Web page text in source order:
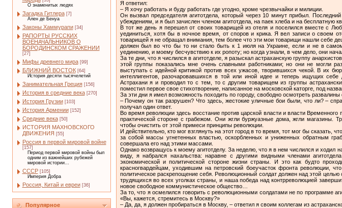
О знаменитых людях
Загадка Гитлера [7]
Ален де Бенуа
Законы Хаммурапи [34]
РАПОРТЫ РУССКИХ
ВОЕНАЧАЛЬНИКОВ О
БОРОДИНСКОМ СРАЖЕНИИ
[27]
Мифы древнего мира [99]
БЛИЖНИЙ ВОСТОК [64]
История десяти тысячелетий
Занимательная Греция [156]
История в средние века [270]
История Грузии [103]
История Армении [152]
Средние века [50]
ИСТОРИЯ МАХНОВСКОГО
ДВИЖЕНИЯ [55]
Россия в первой мировой войне
[157]
Период первой мировой войны был
одним из важнейших рубежей
мировой истории...
СССР [105]
Империя Добра
Россия, Китай и евреи [36]
Популярное
Я ответил:
– Я хочу работать и буду работать где угодно, кроме чрезвычайки и милиции.
Он вызвал председателя агитотдела, который через 10 минут прибыл.
убеждениям, и я был зачислен членом агитотдела, на паек хлеба и на бесплатную
В тот же день я перешел от своих товарищей из отеля и поселился вместе с
уединиться, хотя бы в ночное время, от споров и крика. Я вел записи о своем
товарищей я не обращал внимания, тем более что эти мои товарищи нашли себе
должен был во что бы то ни стало быть к 1 июля на Украине, если и не в
уединению, и моему бесчувствию к их ропоту; но когда узнали, в чем дело, они
За те дни, что я числился в агитотделе, я разыскал астраханскую группу
этой группы показались мне очень славными работниками; но они не могли
выступать с идейной критикой против всех ужасов, творившихся чекой. В их
интеллигентов, разочаровавшихся в той или иной идее и теперь ищущих
Астрахани я и проводил то с тем, то с другим товарищем из группы
поместил первое свое стихотворение, написанное на московской каторге, под
За эти дни я имел возможность походить по городу, свободно осмотреть развалины
– Почему он так разрушен? Что здесь, жестокие уличные бои были, что ли? –
получал один ответ.
Во время революции здесь восстание против царской власти и власти
практической стороне с грабежом. Они жгли буржуазные дома, жгли магазины.
чтобы очистить от этой примеси принципы революции.
И действительно, кто мог взглянуть на этот город в то время, тот мог бы сказать,
за собой массы угнетенных властью, оскорбленных и униженных обратным
совершала его над этими массами.
Однако возвращусь к моему агитотделу. За неделю, что я в нем числился и ходил
виду, я набрался нахальства: наравне с другими видными членами
экономической и политической стороне жизни страны. И это как будто
красногвардейцам, уходившим на петровский боеучасток фронта революции,
политическое раскрепощение себя. Революционный солдат должен над этой
трудящихся во всех уголках страны, и наша победа над контрреволюцией
новое свободное коммунистическое общество…
За то, что я осмелился говорить с революционными солдатами не по программе
«Вы, кажется, стремитесь в Москву?»
– Да, да, я должен пробираться в Москву, – ответил я своим коллегам из